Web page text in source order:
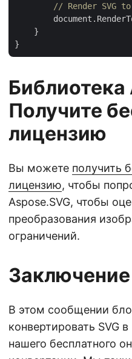
// Render SVG to
    }
Библиотека
Получите
лицензию
Вы можете получить
лицензию, чтобы
Aspose.SVG, чтобы
преобразования
ограничений.
Заключение
В этом сообщении
конвертировать SVG
нашего бесплатного